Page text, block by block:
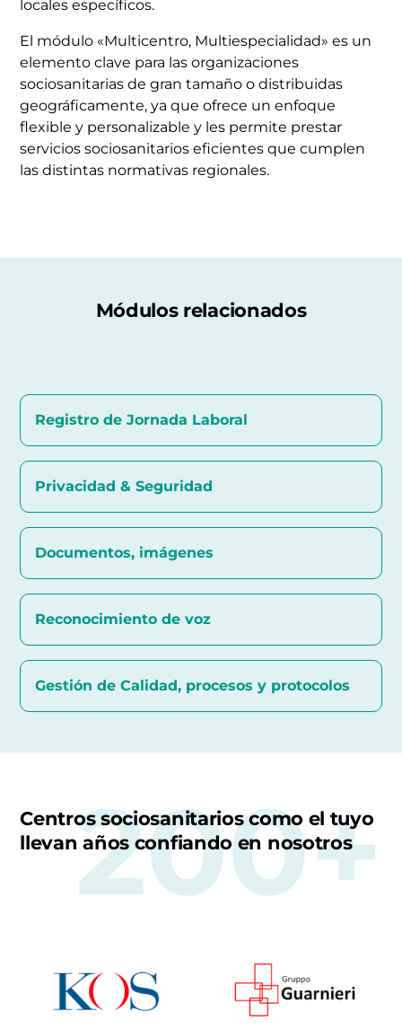
locales específicos.
El módulo «Multicentro, Multiespecialidad» es un
elemento clave para las organizaciones
sociosanitarias de gran tamaño o distribuidas
geográficamente, ya que ofrece un enfoque
flexible y personalizable y les permite prestar
servicios sociosanitarios eficientes que cumplen
las distintas normativas regionales.
Módulos relacionados
Registro de Jornada Laboral
Privacidad & Seguridad
Documentos, imágenes
Reconocimiento de voz
Gestión de Calidad, procesos y protocolos
Centros sociosanitarios como el tuyo
llevan años confiando en nosotros
200+